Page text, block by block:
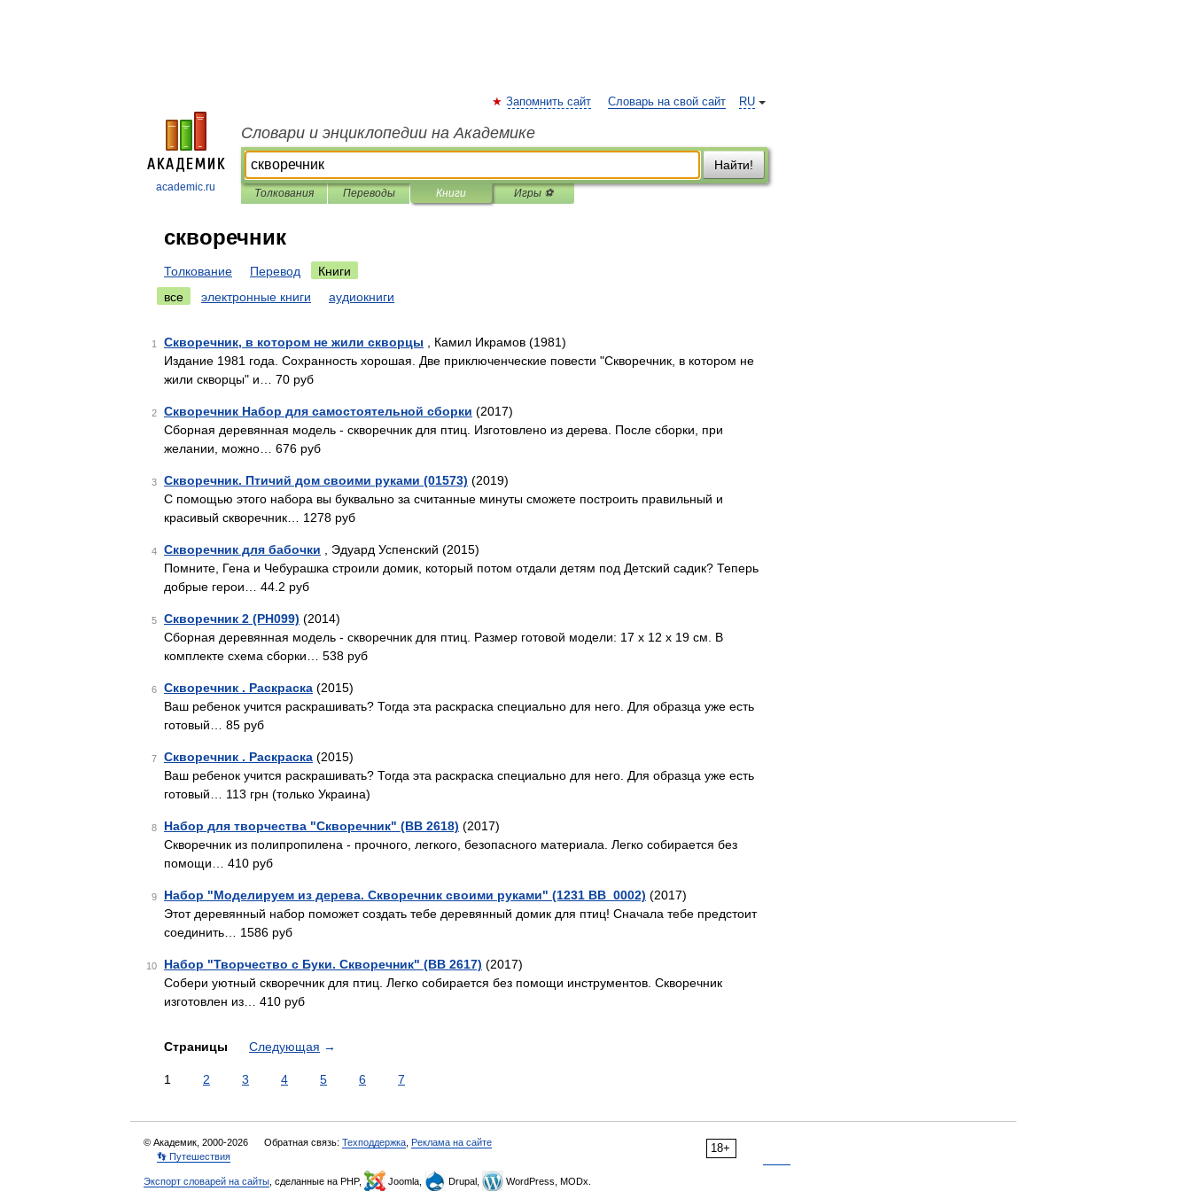
academic.ru
RU
Запомнить сайт Словарь на свой сайт
Словари и энциклопедии на Академике
Найти!
Толкования Переводы Книги Игры ⚽
скворечник
Толкование Перевод
Книги
все
электронные книги аудиокниги
1 Скворечник, в котором не жили скворцы , Камил Икрамов (1981)
Издание 1981 года. Сохранность хорошая. Две приключенческие повести "Скворечник, в котором не
жили скворцы" и… 70 руб
2 Скворечник Набор для самостоятельной сборки (2017)
Сборная деревянная модель - скворечник для птиц. Изготовлено из дерева. После сборки, при
желании, можно… 676 руб
3 Скворечник. Птичий дом своими руками (01573) (2019)
С помощью этого набора вы буквально за считанные минуты сможете построить правильный и
красивый скворечник… 1278 руб
4 Скворечник для бабочки , Эдуард Успенский (2015)
Помните, Гена и Чебурашка строили домик, который потом отдали детям под Детский садик? Теперь
добрые герои… 44.2 руб
5 Скворечник 2 (PH099) (2014)
Сборная деревянная модель - скворечник для птиц. Размер готовой модели: 17 х 12 х 19 см. В
комплекте схема сборки… 538 руб
6 Скворечник . Раскраска (2015)
Ваш ребенок учится раскрашивать? Тогда эта раскраска специально для него. Для образца уже есть
готовый… 85 руб
7 Скворечник . Раскраска (2015)
Ваш ребенок учится раскрашивать? Тогда эта раскраска специально для него. Для образца уже есть
готовый… 113 грн (только Украина)
8 Набор для творчества "Скворечник" (ВВ 2618) (2017)
Скворечник из полипропилена - прочного, легкого, безопасного материала. Легко собирается без
помощи… 410 руб
9 Набор "Моделируем из дерева. Скворечник своими руками" (1231 ВВ_0002) (2017)
Этот деревянный набор поможет создать тебе деревянный домик для птиц! Сначала тебе предстоит
соединить… 1586 руб
10 Набор "Творчество с Буки. Скворечник" (ВВ 2617) (2017)
Собери уютный скворечник для птиц. Легко собирается без помощи инструментов. Скворечник
изготовлен из… 410 руб
Страницы Следующая →
1 2 3 4 5 6 7
18+
© Академик, 2000-2026 Обратная связь: Техподдержка Реклама на сайте
👣 Путешествия
Экспорт словарей на сайты , сделанные на PHP, Joomla, Drupal, WordPress, MODx.